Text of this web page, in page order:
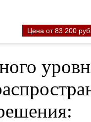
Цена от 83 200